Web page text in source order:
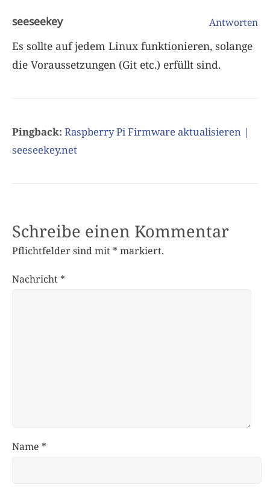
seeseekey Antworten
Es sollte auf jedem Linux funktionieren, solange
die Voraussetzungen (Git etc.) erfüllt sind.
Pingback: Raspberry Pi Firmware aktualisieren |
seeseekey.net
Schreibe einen Kommentar
Pflichtfelder sind mit * markiert.
Nachricht *
Name *